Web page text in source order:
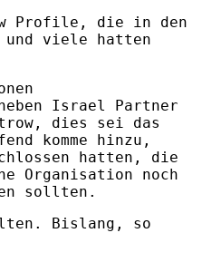
Profile, die in den
und viele hatten
Israel Partner
dies sei das
komme hinzu,
hatten, die
Organisation noch
sollten.
Bislang, so